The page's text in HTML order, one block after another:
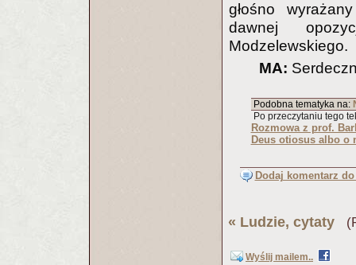
głośno
dawnej
Modzelewskiego.
MA:
Podobna tematyka na:
Po przeczytaniu tego
Rozmowa z prof.
Deus otiosus albo o
Dodaj komentarz
« Ludzie, cytaty
Wyślij mailem..